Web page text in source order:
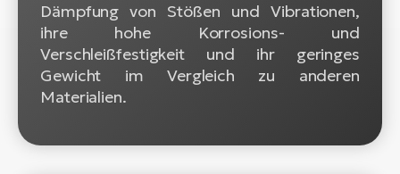
Dämpfung von Stößen und Vibrationen,
ihre hohe Korrosions- und
Verschleißfestigkeit und ihr geringes
Gewicht im Vergleich zu anderen
Materialien.